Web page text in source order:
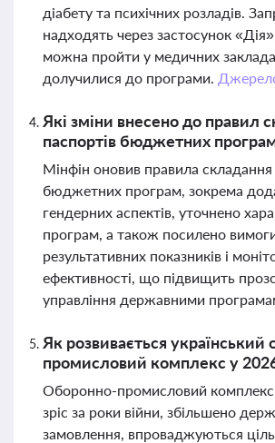
діабету та психічних розладів.
надходять через застосунок
можна пройти у медичних
долучилися до програми.
Які зміни внесено до правил
паспортів бюджетних
Мінфін оновив правила складання
бюджетних програм, зокрема
гендерних аспектів, уточнено
програм, а також посилено
результативних показників і
ефективності, що підвищить
управління державними
Як розвивається український
промисловий комплекс у
Оборонно-промисловий комплекс
зріс за роки війни, збільшено
замовлення, впроваджуються